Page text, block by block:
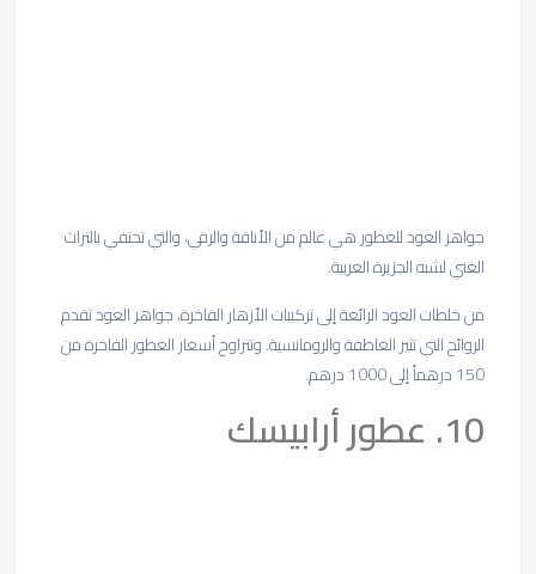
جواهر العود للعطور هي عالم من الأناقة والرقي، والتي تحتفي بالتراث
الغني لشبه الجزيرة العربية.
من خلطات العود الرائعة إلى تركيبات الأزهار الفاخرة، جواهر العود تقدم
الروائح التي تثير العاطفة والرومانسية. وتتراوح أسعار العطور الفاخرة من
150 درهماً إلى 1000 درهم.
10. عطور أرابيسك